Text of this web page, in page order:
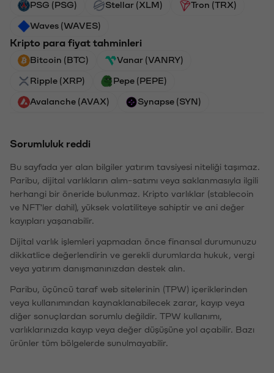
PSG (PSG) Stellar (XLM) Tron (TRX)
Waves (WAVES)
Kripto para fiyat tahminleri
Bitcoin (BTC) Vanar (VANRY)
Ripple (XRP) Pepe (PEPE)
Avalanche (AVAX) Synapse (SYN)
Sorumluluk reddi
Bu sayfada yer alan bilgiler yatırım tavsiyesi niteliği taşımaz.
Paribu, dijital varlıkların alım-satımı veya saklanmasıyla ilgili
herhangi bir öneride bulunmaz. Kripto varlıklar (stablecoin
ve NFT'ler dahil), yüksek volatiliteye sahiptir ve ani değer
kayıpları yaşanabilir.
Dijital varlık işlemleri yapmadan önce finansal durumunuzu
dikkatlice değerlendirin ve gerekli durumlarda hukuk, vergi
veya yatırım danışmanınızdan destek alın.
Paribu, üçüncü taraf web sitelerinin (TPW) içeriklerinden
veya kullanımından kaynaklanabilecek zarar, kayıp veya
diğer sonuçlardan sorumlu değildir. TPW kullanımı,
varlıklarınızda kayıp veya değer düşüşüne yol açabilir. Bazı
ürünler tüm bölgelerde sunulmayabilir.